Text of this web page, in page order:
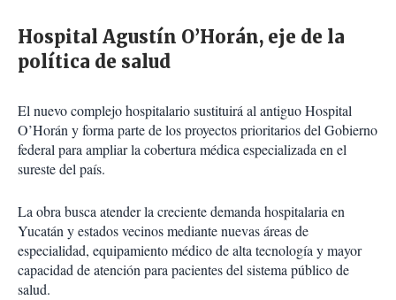
Hospital Agustín O’Horán, eje de la
política de salud
El nuevo complejo hospitalario sustituirá al antiguo Hospital
O’Horán y forma parte de los proyectos prioritarios del Gobierno
federal para ampliar la cobertura médica especializada en el
sureste del país.
La obra busca atender la creciente demanda hospitalaria en
Yucatán y estados vecinos mediante nuevas áreas de
especialidad, equipamiento médico de alta tecnología y mayor
capacidad de atención para pacientes del sistema público de
salud.